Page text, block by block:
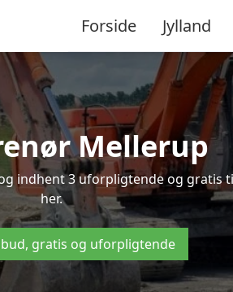
Forside Jylland
Mellerup
indhent 3 uforpligtende og
her.
gratis og uforpligtende